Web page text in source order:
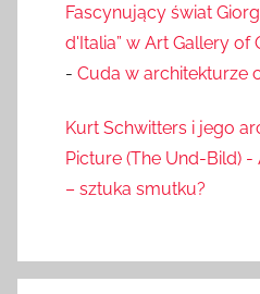
Fascynujący świat
d'Italia” w Art Gallery
- Cuda w architekturze
Kurt Schwitters i jego
Picture (The Und-Bild)
– sztuka smutku?